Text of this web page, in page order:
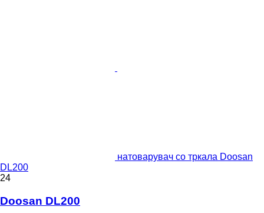
натоварувач со тркала Doosan
DL200
24
Doosan DL200